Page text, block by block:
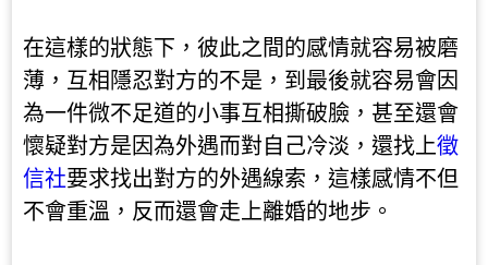
在這樣的狀態下，彼此之間的感情就容易被磨
薄，互相隱忍對方的不是，到最後就容易會因
為一件微不足道的小事互相撕破臉，甚至還會
懷疑對方是因為外遇而對自己冷淡，還找上徵
信社要求找出對方的外遇線索，這樣感情不但
不會重溫，反而還會走上離婚的地步。